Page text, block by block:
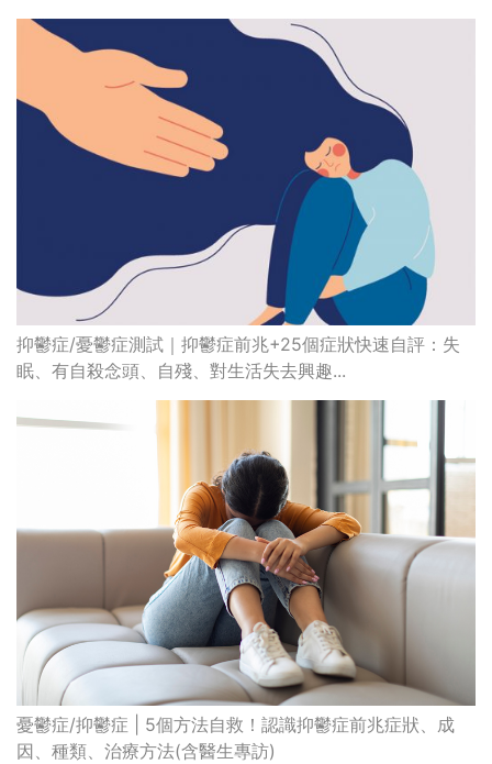
抑鬱症/憂鬱症測試｜抑鬱症前兆+25個症狀快速自評：失
眠、有自殺念頭、自殘、對生活失去興趣...
憂鬱症/抑鬱症 | 5個方法自救！認識抑鬱症前兆症狀、成
因、種類、治療方法(含醫生專訪)